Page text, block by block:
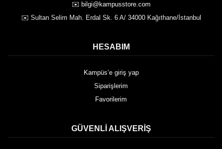
✉️ bilgi@kampusstore.com
✉️ Sultan Selim Mah. Erdal Sk. 6 A/ 34000 Kağıthane/İstanbul
HESABIM
Kampüs’e giriş yap
Siparişlerim
Favorilerim
GÜVENLI ALIŞVERIŞ